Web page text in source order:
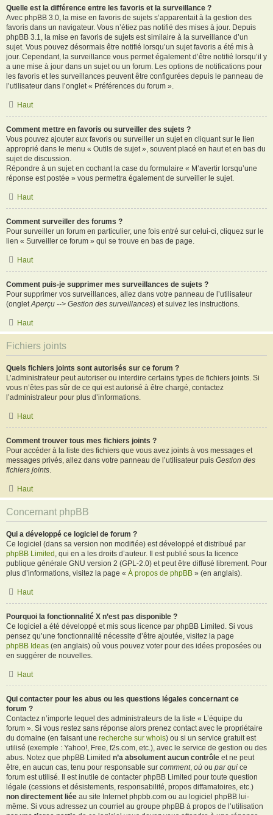
Quelle est la différence entre les favoris et la surveillance ?
Avec phpBB 3.0, la mise en favoris de sujets s’apparentait à la gestion des
favoris dans un navigateur. Vous n’étiez pas notifié des mises à jour. Depuis
phpBB 3.1, la mise en favoris de sujets est similaire à la surveillance d’un
sujet. Vous pouvez désormais être notifié lorsqu’un sujet favoris a été mis à
jour. Cependant, la surveillance vous permet également d’être notifié lorsqu’il y
a une mise à jour dans un sujet ou un forum. Les options de notifications pour
les favoris et les surveillances peuvent être configurées depuis le panneau de
l’utilisateur dans l’onglet « Préférences du forum ».
Haut
Comment mettre en favoris ou surveiller des sujets ?
Vous pouvez ajouter aux favoris ou surveiller un sujet en cliquant sur le lien
approprié dans le menu « Outils de sujet », souvent placé en haut et en bas du
sujet de discussion.
Répondre à un sujet en cochant la case du formulaire « M’avertir lorsqu’une
réponse est postée » vous permettra également de surveiller le sujet.
Haut
Comment surveiller des forums ?
Pour surveiller un forum en particulier, une fois entré sur celui-ci, cliquez sur le
lien « Surveiller ce forum » qui se trouve en bas de page.
Haut
Comment puis-je supprimer mes surveillances de sujets ?
Pour supprimer vos surveillances, allez dans votre panneau de l’utilisateur
(ongletAperçu --> Gestion des surveillances) et suivez les instructions.
Haut
Fichiers joints
Quels fichiers joints sont autorisés sur ce forum ?
L’administrateur peut autoriser ou interdire certains types de fichiers joints. Si
vous n’êtes pas sûr de ce qui est autorisé à être chargé, contactez
l’administrateur pour plus d’informations.
Haut
Comment trouver tous mes fichiers joints ?
Pour accéder à la liste des fichiers que vous avez joints à vos messages et
messages privés, allez dans votre panneau de l’utilisateur puis Gestion des
fichiers joints.
Haut
Concernant phpBB
Qui a développé ce logiciel de forum ?
Ce logiciel (dans sa version non modifiée) est développé et distribué par
phpBB Limited , qui en a les droits d’auteur. Il est publié sous la licence
publique générale GNU version 2 (GPL-2.0) et peut être diffusé librement. Pour
plus d’informations, visitez la page « À propos de phpBB » (en anglais).
Haut
Pourquoi la fonctionnalité X n’est pas disponible ?
Ce logiciel a été développé et mis sous licence par phpBB Limited. Si vous
pensez qu’une fonctionnalité nécessite d’être ajoutée, visitez la page
phpBB Ideas (en anglais) où vous pouvez voter pour des idées proposées ou
en suggérer de nouvelles.
Haut
Qui contacter pour les abus ou les questions légales concernant ce
forum ?
Contactez n’importe lequel des administrateurs de la liste « L’équipe du
forum ». Si vous restez sans réponse alors prenez contact avec le propriétaire
du domaine (en faisant une recherche sur whois) ou si un service gratuit est
utilisé (exemple : Yahoo!, Free, f2s.com, etc.), avec le service de gestion ou des
abus. Notez que phpBB Limited n’a absolument aucun contrôle et ne peut
être, en aucun cas, tenu pour responsable sur comment, où ou par qui ce
forum est utilisé. Il est inutile de contacter phpBB Limited pour toute question
légale (cessions et désistements, responsabilité, propos diffamatoires, etc.)
non directement liée au site Internet phpbb.com ou au logiciel phpBB lui-
même. Si vous adressez un courriel au groupe phpBB à propos de l’utilisation